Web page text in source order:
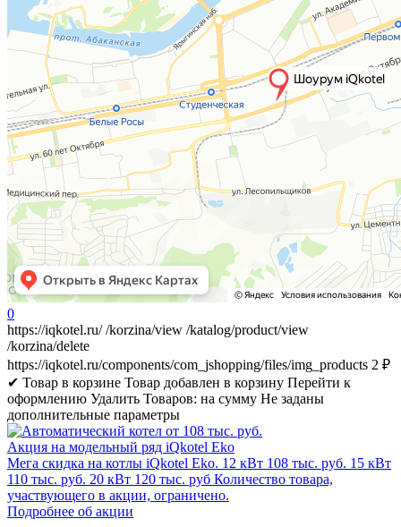
0
https://iqkotel.ru/ /korzina/view /katalog/product/view
/korzina/delete
https://iqkotel.ru/components/com_jshopping/files/img_products 2 ₽
✔ Товар в корзине Товар добавлен в корзину Перейти к
оформлению Удалить Товаров: на сумму Не заданы
дополнительные параметры
Акция на модельный ряд iQkotel Eko
Мега скидка на котлы iQkotel Eko. 12 кВт 108 тыс. руб. 15 кВт
110 тыс. руб. 20 кВт 120 тыс. руб Количество товара,
участвующего в акции, ограничено.
Подробнее об акции